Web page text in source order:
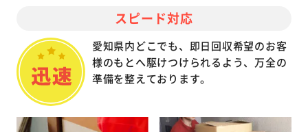
スピード対応
愛知県内どこでも、即日回収希望のお客
様のもとへ駆けつけられるよう、万全の
準備を整えております。